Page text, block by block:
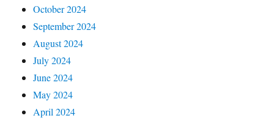
October 2024
September 2024
August 2024
July 2024
June 2024
May 2024
April 2024